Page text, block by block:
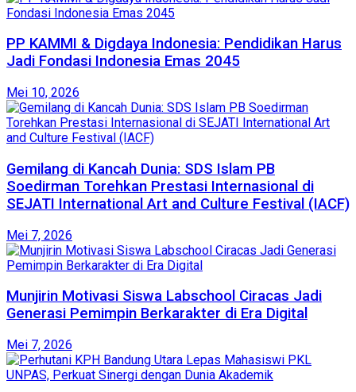
PP KAMMI & Digdaya Indonesia: Pendidikan Harus
Jadi Fondasi Indonesia Emas 2045
Mei 10, 2026
Gemilang di Kancah Dunia: SDS Islam PB
Soedirman Torehkan Prestasi Internasional di
SEJATI International Art and Culture Festival (IACF)
Mei 7, 2026
Munjirin Motivasi Siswa Labschool Ciracas Jadi
Generasi Pemimpin Berkarakter di Era Digital
Mei 7, 2026